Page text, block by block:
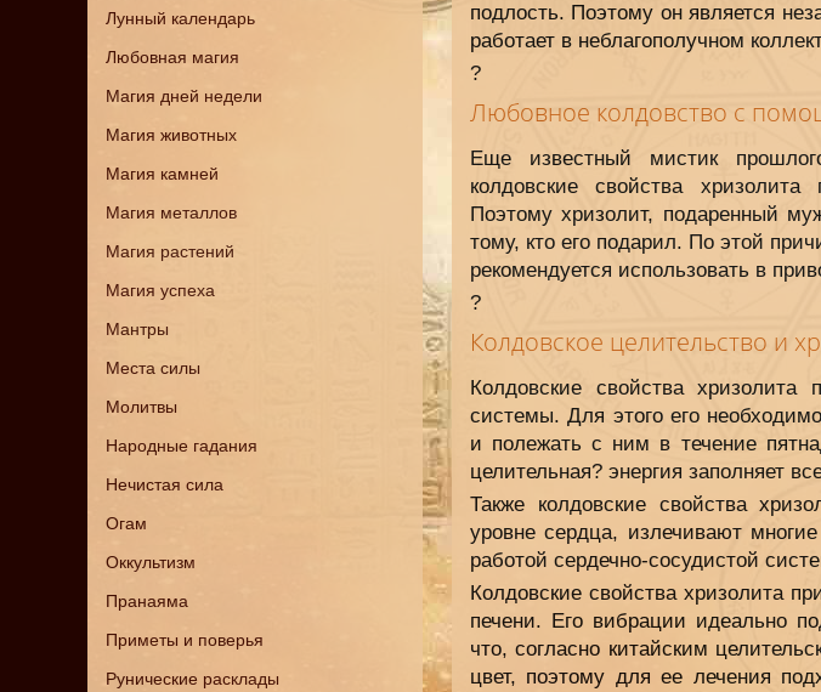
Лунный календарь
Любовная магия
Магия дней недели
Магия животных
Магия камней
Магия металлов
Магия растений
Магия успеха
Мантры
Места силы
Молитвы
Народные гадания
Нечистая сила
Огам
Оккультизм
Пранаяма
Приметы и поверья
Рунические расклады
подлость. Поэтому он является
работает в неблагополучном
?
Любовное колдовство с
Еще известный мистик
колдовские свойства
Поэтому хризолит, подаренный
тому, кто его подарил. По этой
рекомендуется использовать в
?
Колдовское целительство и
Колдовские свойства
системы. Для этого его
и полежать с ним в течение
целительная? энергия заполняет
Также колдовские свойства
уровне сердца, излечивают
работой сердечно-сосудистой
Колдовские свойства хризолита
печени. Его вибрации идеально
что, согласно китайским
цвет, поэтому для ее лечения